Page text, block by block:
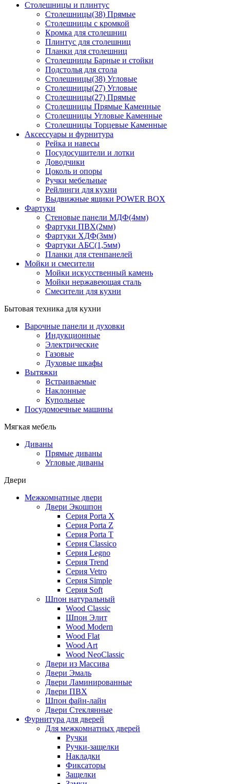
Столешницы и плинтус
Столешницы(38) Прямые
Столешницы с кромкой
Кромка для столешниц
Плинтус для столешниц
Планки для столешниц
Столешницы Барные и стойки
Подстолья для стола
Столешницы(38) Угловые
Столешницы(27) Угловые
Столешницы(27) Прямые
Столешницы Прямые Каменные
Столешницы Угловые Каменные
Столешницы Торцевые Каменные
Аксессуары и фурнитура
Рейка и навесы
Посудосушители и лотки
Доводчики
Цоколь и опоры
Ручки мебельные
Рейлинги для кухни
Выдвижные ящики POWER BOX
Фартуки
Стеновые панели МДФ(4мм)
Фартуки ПВХ(2мм)
Фартуки ХДФ(3мм)
Фартуки АБС(1,5мм)
Планки для стенпанелей
Мойки и смесители
Мойки искусственный камень
Мойки нержавеющая сталь
Смесители для кухни
Бытовая техника для кухни
Варочные панели и духовки
Индукционные
Электрические
Газовые
Духовые шкафы
Вытяжки
Встраиваемые
Наклонные
Купольные
Посудомоечные машины
Мягкая мебель
Диваны
Прямые диваны
Угловые диваны
Двери
Межкомнатные двери
Двери Экошпон
Серия Porta X
Серия Porta Z
Серия Porta T
Серия Classico
Серия Legno
Серия Trend
Серия Vetro
Серия Simple
Серия Soft
Шпон натуральный
Wood Classic
Шпон Элит
Wood Modern
Wood Flat
Wood Art
Wood NeoClassic
Двери из Массива
Двери Эмаль
Двери Ламинированные
Двери ПВХ
Шпон файн-лайн
Двери Стеклянные
Фурнитура для дверей
Для межкомнатных дверей
Ручки
Ручки-защелки
Накладки
Фиксаторы
Защелки